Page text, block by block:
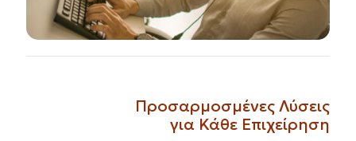
Προσαρμοσμένες Λύσεις
για Κάθε Επιχείρηση